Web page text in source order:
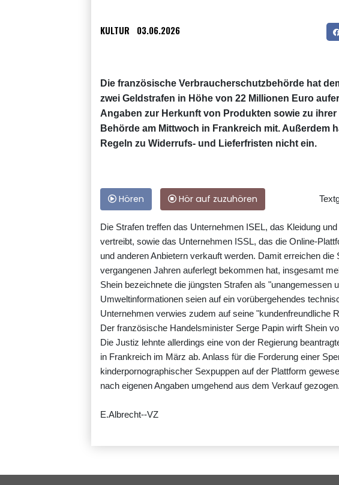
KULTUR 03.06.2026
Die französische Verbraucherschutzbehörde hat
zwei Geldstrafen in Höhe von 22 Millionen Euro
Angaben zur Herkunft von Produkten sowie zu
Behörde am Mittwoch in Frankreich mit. Außerdem
Regeln zu Widerrufs- und Lieferfristen nicht ein.
Hören Hör auf zuzuhören
Die Strafen treffen das Unternehmen ISEL, das Kleidung
vertreibt, sowie das Unternehmen ISSL, das die Online-
und anderen Anbietern verkauft werden. Damit erreichen
vergangenen Jahren auferlegt bekommen hat, insgesamt
Shein bezeichnete die jüngsten Strafen als "unangemessen
Umweltinformationen seien auf ein vorübergehendes
Unternehmen verwies zudem auf seine "kundenfreundliche
Der französische Handelsminister Serge Papin wirft Shein
Die Justiz lehnte allerdings eine von der Regierung
in Frankreich im März ab. Anlass für die Forderung einer
kinderpornographischer Sexpuppen auf der Plattform
nach eigenen Angaben umgehend aus dem Verkauf gezogen.
E.Albrecht--VZ